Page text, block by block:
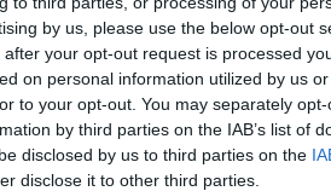
by us, please use the below opt-out
your opt-out request is processed
on personal information utilized by us
to your opt-out. You may separately
by third parties on the IAB’s list of
disclosed by us to third parties on the
disclose it to other third parties.
en unik kombination.
man bara letar och
att söka på Sin City.
den så är det hög